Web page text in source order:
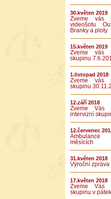
30.květen 2019
Zveme vás
videošotu
Branky a ploty
15.květen 2019
Zveme vás
skupinu
1.listopad 2018
Zveme vás
skupinu
12.září 2018
Zveme Vás
intervizní
12.červenec
měsících
31.květen 2018
Výroční zpráva
17.květen 2018
Zveme Vás
skupinu v